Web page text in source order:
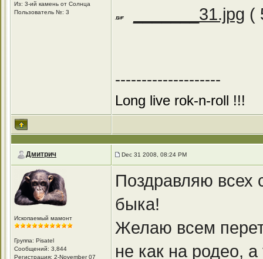
Из: 3-ий камень от Солнца
Пользователь №: 3
_______31.jpg (
--------------------
Long live rok-n-roll !!!
Дмитрич Dec 31 2008, 08:24 PM
Ископаемый мамонт
Группа: Pisatel
Сообщений: 3,844
Регистрация: 2-November 07
Поздравляю всех
быка!
Желаю всем
не как на родео,